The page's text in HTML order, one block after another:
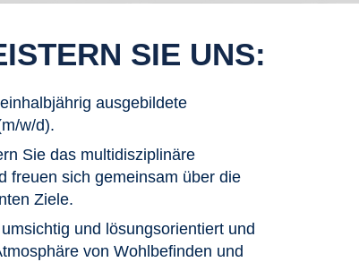
SIE UNS:
ausgebildete
w/d).
Sie das multidisziplinäre
freuen sich gemeinsam über die
Ziele.
und lösungsorientiert und
von Wohlbefinden und